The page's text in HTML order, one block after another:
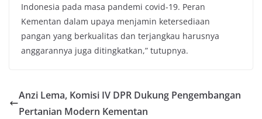
Indonesia pada masa pandemi covid-19. Peran
Kementan dalam upaya menjamin ketersediaan
pangan yang berkualitas dan terjangkau harusnya
anggarannya juga ditingkatkan,” tutupnya.
Anzi Lema, Komisi IV DPR Dukung Pengembangan
Pertanian Modern Kementan